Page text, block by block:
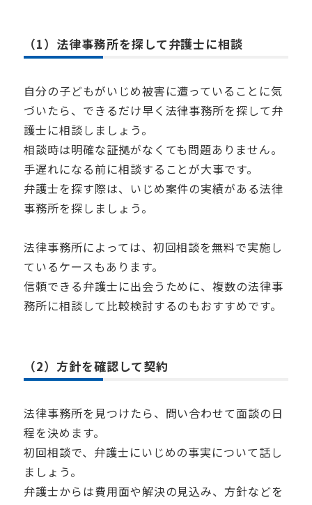
（1）法律事務所を探して弁護士に相談
自分の子どもがいじめ被害に遭っていることに気
づいたら、できるだけ早く法律事務所を探して弁
護士に相談しましょう。
相談時は明確な証拠がなくても問題ありません。
手遅れになる前に相談することが大事です。
弁護士を探す際は、いじめ案件の実績がある法律
事務所を探しましょう。
法律事務所によっては、初回相談を無料で実施し
ているケースもあります。
信頼できる弁護士に出会うために、複数の法律事
務所に相談して比較検討するのもおすすめです。
（2）方針を確認して契約
法律事務所を見つけたら、問い合わせて面談の日
程を決めます。
初回相談で、弁護士にいじめの事実について話し
ましょう。
弁護士からは費用面や解決の見込み、方針などを